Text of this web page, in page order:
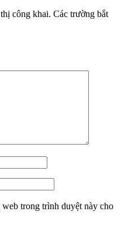
công khai. Các trường bắt
trong trình duyệt này cho